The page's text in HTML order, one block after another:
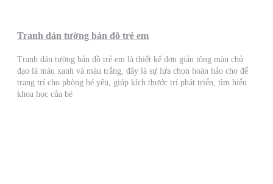
Tranh dán tường bản đồ trẻ em
Tranh dán tường bản đồ trẻ em là thiết kế đơn giản tông màu chủ
đạo là màu xanh và màu trắng, đây là sự lựa chọn hoàn hảo cho để
trang trí cho phòng bé yêu, giúp kích thước trí phát triển, tìm hiểu
khoa học của bé